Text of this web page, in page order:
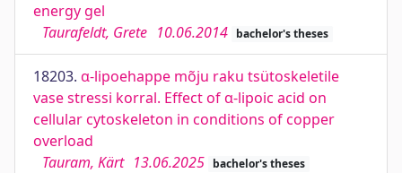
energy gel
Taurafeldt, Grete 10.06.2014 bachelor's theses
18203. α-lipoehappe mõju raku tsütoskeletile
vase stressi korral. Effect of α-lipoic acid on
cellular cytoskeleton in conditions of copper
overload
Tauram, Kärt 13.06.2025 bachelor's theses